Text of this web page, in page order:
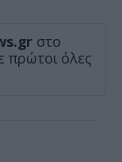
στο
πρώτοι όλες